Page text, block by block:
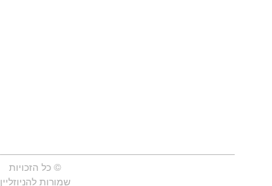
© כל הזכויות
שמורות להניוזליין